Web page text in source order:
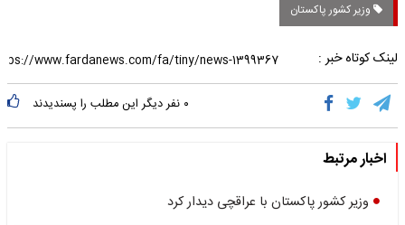
وزیر کشور پاکستان
لینک کوتاه خبر :
۰ نفر دیگر این مطلب را پسندیدند
اخبار مرتبط
وزیر کشور پاکستان با عراقچی دیدار کرد